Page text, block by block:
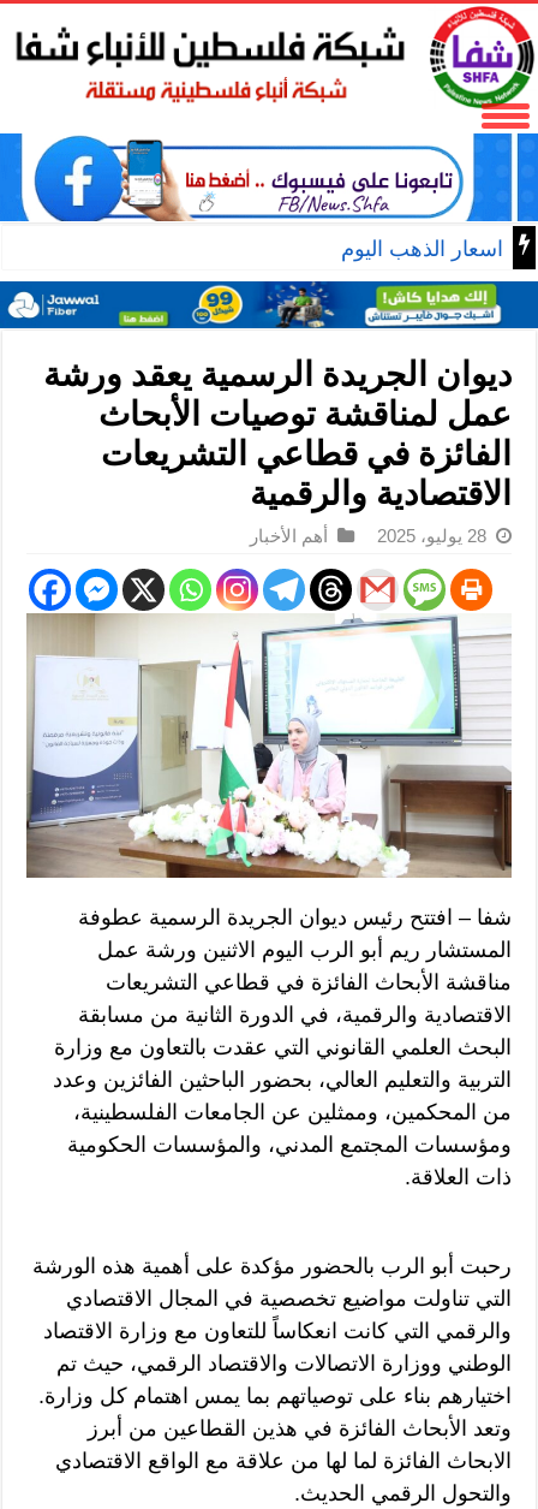
اسع
ديوان الجريدة الرسمية يعقد ورشة
عمل لمناقشة توصيات الأبحاث
الفائزة في قطاعي التشريعات
الاقتصادية والرقمية
28 يوليو، 2025 أهم الأخبار
شفا – افتتح رئيس ديوان الجريدة الرسمية عطوفة
المستشار ريم أبو الرب اليوم الاثنين ورشة عمل
مناقشة الأبحاث الفائزة في قطاعي التشريعات
الاقتصادية والرقمية، في الدورة الثانية من مسابقة
البحث العلمي القانوني التي عقدت بالتعاون مع وزارة
التربية والتعليم العالي، بحضور الباحثين الفائزين وعدد
من المحكمين، وممثلين عن الجامعات الفلسطينية،
ومؤسسات المجتمع المدني، والمؤسسات الحكومية
ذات العلاقة.
رحبت أبو الرب بالحضور مؤكدة على أهمية هذه الورشة
التي تناولت مواضيع تخصصية في المجال الاقتصادي
والرقمي التي كانت انعكاساً للتعاون مع وزارة الاقتصاد
الوطني ووزارة الاتصالات والاقتصاد الرقمي، حيث تم
اختيارهم بناء على توصياتهم بما يمس اهتمام كل وزارة.
وتعد الأبحاث الفائزة في هذين القطاعين من أبرز
الابحاث الفائزة لما لها من علاقة مع الواقع الاقتصادي
والتحول الرقمي الحديث.